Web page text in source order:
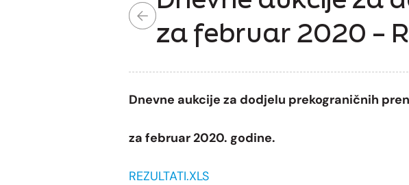
za februar 2020 –
Dnevne aukcije za dodjelu prekograničnih
za februar 2020. godine.
REZULTATI.XLS